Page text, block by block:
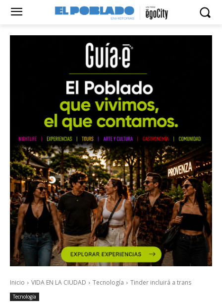
Inicio VIDA EN LA CIUDAD Tecnología Tinder incluirá a trans
Tecnología